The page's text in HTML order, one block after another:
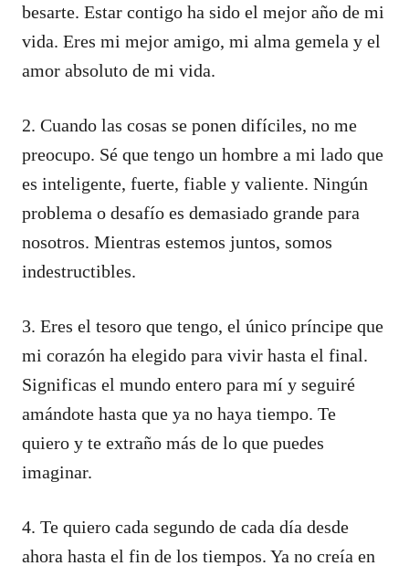
besarte. Estar contigo ha sido el mejor año de mi
vida. Eres mi mejor amigo, mi alma gemela y el
amor absoluto de mi vida.
2. Cuando las cosas se ponen difíciles, no me
preocupo. Sé que tengo un hombre a mi lado que
es inteligente, fuerte, fiable y valiente. Ningún
problema o desafío es demasiado grande para
nosotros. Mientras estemos juntos, somos
indestructibles.
3. Eres el tesoro que tengo, el único príncipe que
mi corazón ha elegido para vivir hasta el final.
Significas el mundo entero para mí y seguiré
amándote hasta que ya no haya tiempo. Te
quiero y te extraño más de lo que puedes
imaginar.
4. Te quiero cada segundo de cada día desde
ahora hasta el fin de los tiempos. Ya no creía en